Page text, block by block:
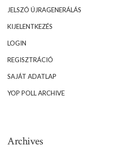
JELSZÓ ÚJRAGENERÁLÁS
KIJELENTKEZÉS
LOGIN
REGISZTRÁCIÓ
SAJÁT ADATLAP
YOP POLL ARCHIVE
Archives